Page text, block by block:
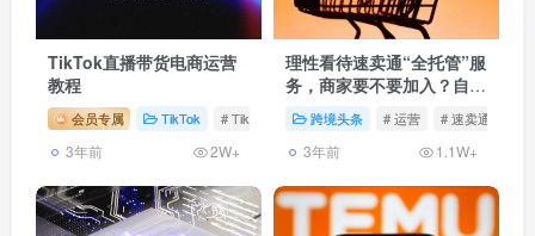
TikTok直播带货电商运营
教程
会员专属 TikTok # TikTok直播 # TikTok带货
3年前 2W+
理性看待速卖通“全托管”服
务，商家要不要加入？自运
营商家又该何去何从？
跨境头条 # 运营 # 速卖通
3年前 1.1W+